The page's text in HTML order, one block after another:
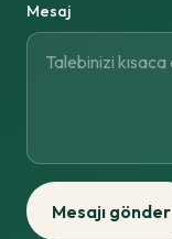
Mesaj
Mesajı gönder